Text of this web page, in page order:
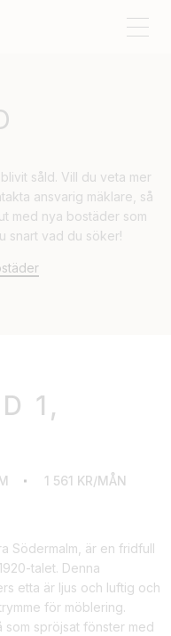
såld. Vill du veta mer
ansvarig mäklare, så
med nya bostäder som
snart vad du söker!
1,
1 561 KR/MÅN
Södermalm, är en fridfull
talet. Denna
etta är ljus och luftig och
för möblering.
spröjsat fönster med